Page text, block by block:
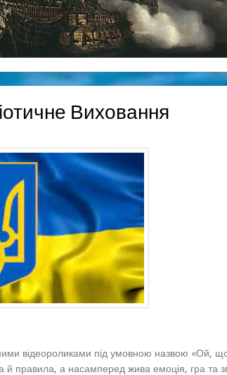
Виховання
відеороликами під умовною назвою «Ой,
правила, а насамперед жива емоція, гра та